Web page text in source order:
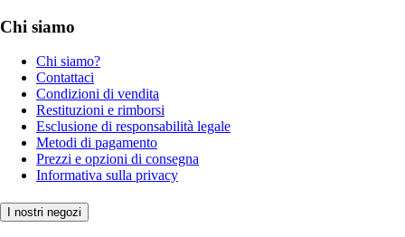
Chi siamo
Chi siamo?
Contattaci
Condizioni di vendita
Restituzioni e rimborsi
Esclusione di responsabilità legale
Metodi di pagamento
Prezzi e opzioni di consegna
Informativa sulla privacy
I nostri negozi